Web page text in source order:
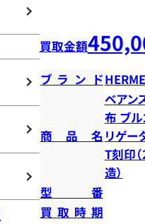
買取金額
ブランド
商品名
ベアン
布 ブ
リゲー
T刻印
造）
型番
買取時期